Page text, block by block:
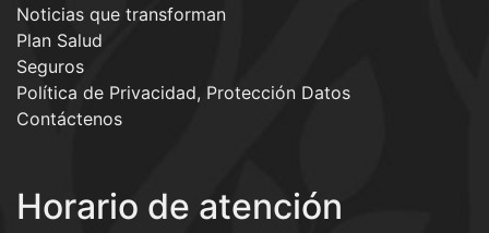
Noticias que transforman
Plan Salud
Seguros
Política de Privacidad, Protección Datos
Contáctenos
Horario de atención